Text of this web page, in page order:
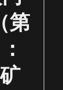
第